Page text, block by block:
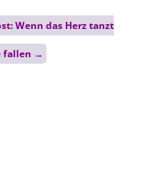
Wenn das Herz tanzt
fallen →